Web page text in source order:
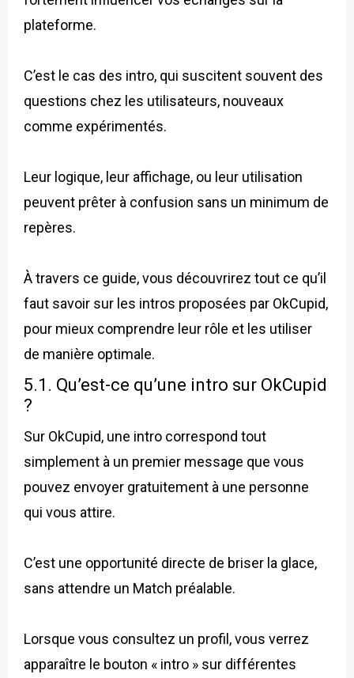
plateforme.
C’est le cas des intro, qui suscitent souvent des
questions chez les utilisateurs, nouveaux
comme expérimentés.
Leur logique, leur affichage, ou leur utilisation
peuvent prêter à confusion sans un minimum de
repères.
À travers ce guide, vous découvrirez tout ce qu’il
faut savoir sur les intros proposées par OkCupid,
pour mieux comprendre leur rôle et les utiliser
de manière optimale.
5.1. Qu’est-ce qu’une intro sur OkCupid
?
Sur OkCupid, une intro correspond tout
simplement à un premier message que vous
pouvez envoyer gratuitement à une personne
qui vous attire.
C’est une opportunité directe de briser la glace,
sans attendre un Match préalable.
Lorsque vous consultez un profil, vous verrez
apparaître le bouton « intro » sur différentes